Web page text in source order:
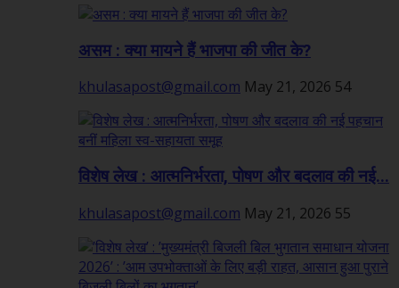
असम : क्या मायने हैं भाजपा की जीत के?
khulasapost@gmail.com May 21, 2026 54
विशेष लेख : आत्मनिर्भरता, पोषण और बदलाव की नई...
khulasapost@gmail.com May 21, 2026 55